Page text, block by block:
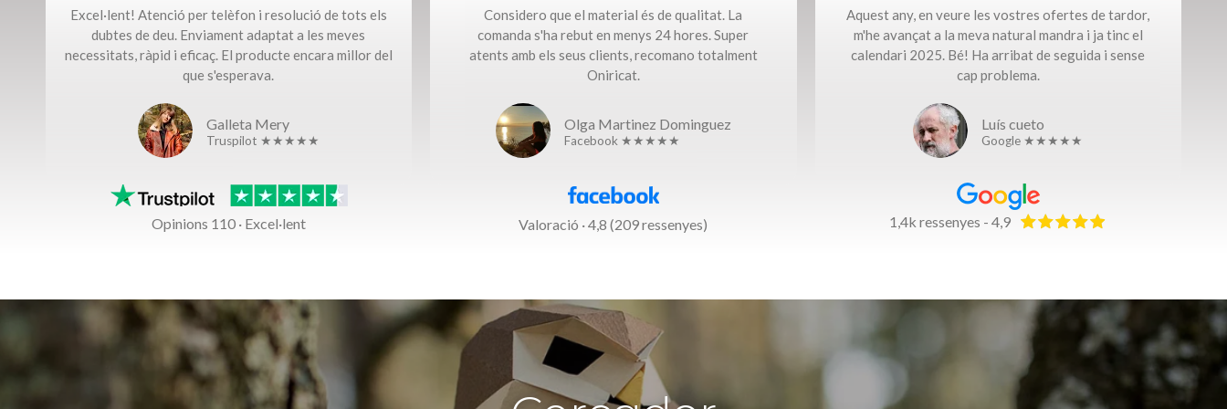
Excel·lent! Atenció per telèfon i resolució de tots els
dubtes de deu. Enviament adaptat a les meves
necessitats, ràpid i eficaç. El producte encara millor del
que s'esperava.
Galleta Mery
Truspilot ★★★★★
Opinions 110 · Excel·lent
Considero que el material és de qualitat. La
comanda s'ha rebut en menys 24 hores. Super
atents amb els seus clients, recomano totalment
Oniricat.
Olga Martinez Dominguez
Facebook ★★★★★
Valoració · 4,8 (209 ressenyes)
Aquest any, en veure les vostres ofertes de tardor,
m'he avançat a la meva natural mandra i ja tinc el
calendari 2025. Bé! Ha arribat de seguida i sense
cap problema.​
Luís cueto
Google ★★★★★
1,4k ressenyes - 4,9